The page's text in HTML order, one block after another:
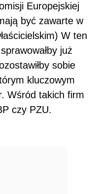
Europejskiej
być zawarte w
W ten
już
sobie
kluczowym
Wśród takich firm
czy PZU.